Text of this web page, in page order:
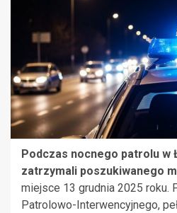
Podczas nocnego patrolu w
zatrzymali poszukiwanego
miejsce 13 grudnia 2025 roku.
Patrolowo-Interwencyjnego,